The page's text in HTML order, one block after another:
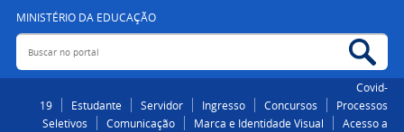
MINISTÉRIO DA EDUCAÇÃO
Buscar no portal
Covid-
19
Estudante Servidor Ingresso Concursos
Processos
Seletivos
Comunicação Marca e Identidade Visual
Acesso a